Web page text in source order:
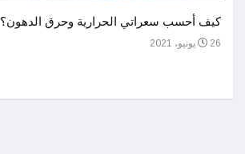
كيف أحسب سعراتي الحرارية وحرق الدهون؟
26 يونيو، 2021